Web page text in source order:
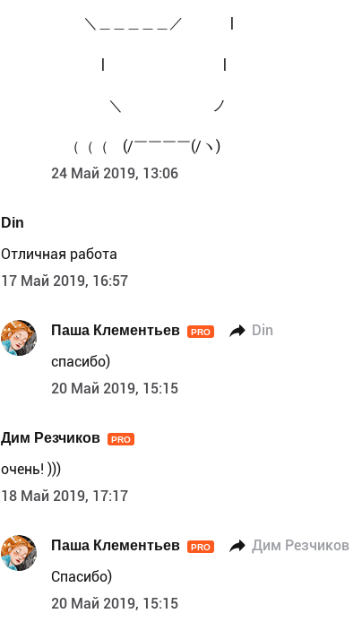
＼＿＿＿＿＿／ |
| |
＼ ノ
（（（ (/￣￣￣￣(/ヽ)
24 Май 2019, 13:06
Din
Отличная работа
17 Май 2019, 16:57
Паша Клементьев PRO Din
спасибо)
20 Май 2019, 15:15
Дим Резчиков PRO
очень! )))
18 Май 2019, 17:17
Паша Клементьев PRO Дим Резчиков
Спасибо)
20 Май 2019, 15:15